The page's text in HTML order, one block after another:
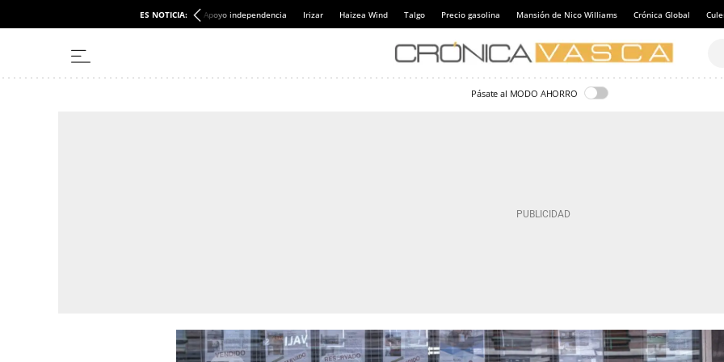
ES NOTICIA: Apoyo independencia Irizar Haizea Wind Talgo Precio gasolina Mansión de Nico Williams Crónica Global
Pásate al MODO AHORRO